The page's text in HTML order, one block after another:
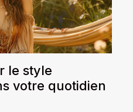
le style
votre quotidien